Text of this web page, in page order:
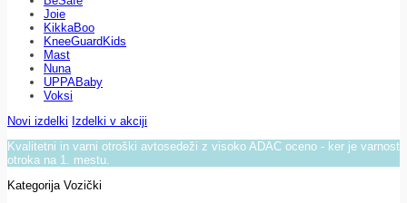
Joie
KikkaBoo
KneeGuardKids
Mast
Nuna
UPPABaby
Voksi
Novi izdelki Izdelki v akciji
Kvalitetni in varni otroški avtosedeži z visoko ADAC oceno - ker je varnost
otroka na 1. mestu.
Kategorija Vozički